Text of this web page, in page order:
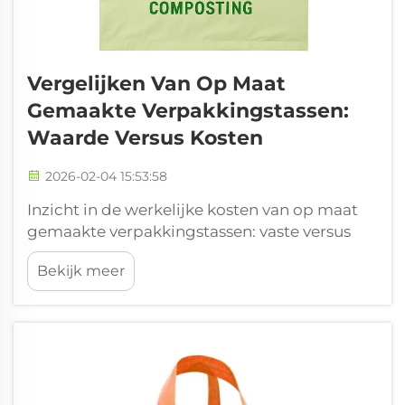
Vergelijken Van Op Maat
Gemaakte Verpakkingstassen:
Waarde Versus Kosten
2026-02-04 15:53:58
Inzicht in de werkelijke kosten van op maat
gemaakte verpakkingstassen: vaste versus
variabele kosten bij de productie van op
maat gemaakte verpakkingstassen. Bij op
maat gemaakte verpakkingstassen zijn er in
Bekijk meer